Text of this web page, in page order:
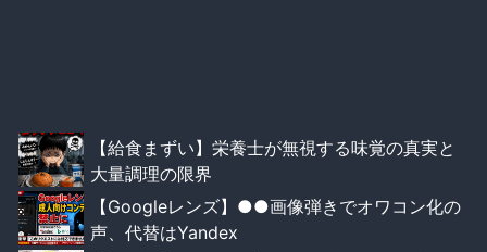
【給食まずい】栄養士が無視する味覚の真実と
大量調理の限界
【Googleレンズ】●●画像弾きでオワコン化の
声、代替はYandex